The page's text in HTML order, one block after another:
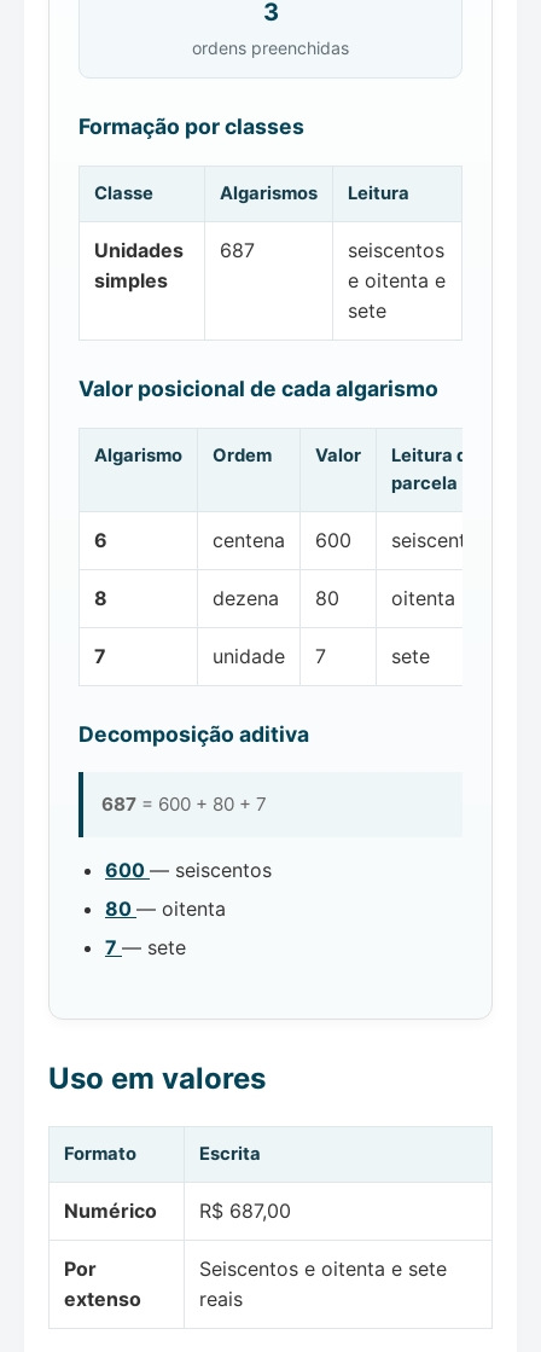
3
ordens preenchidas
Formação por classes
Classe Algarismos Leitura
Unidades
simples
687
seiscentos
e oitenta e
sete
Valor posicional de cada algarismo
Algarismo Ordem Valor
Leitura da
parcela
6 centena 600 seiscentos
8 dezena 80 oitenta
7 unidade 7 sete
Decomposição aditiva
687 = 600 + 80 + 7
600 — seiscentos
80 — oitenta
7 — sete
Uso em valores
Formato Escrita
Numérico R$ 687,00
Por
extenso
Seiscentos e oitenta e sete
reais